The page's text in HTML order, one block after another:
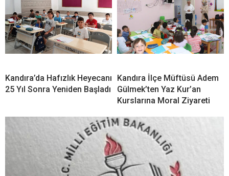
Kandıra’da Hafızlık Heyecanı
25 Yıl Sonra Yeniden Başladı
Kandıra İlçe Müftüsü Adem
Gülmek’ten Yaz Kur’an
Kurslarına Moral Ziyareti